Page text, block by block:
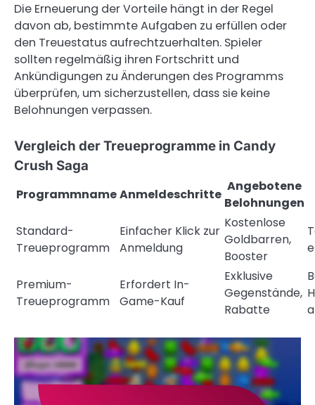
Die Erneuerung der Vorteile hängt in der Regel
davon ab, bestimmte Aufgaben zu erfüllen oder
den Treuestatus aufrechtzuerhalten. Spieler
sollten regelmäßig ihren Fortschritt und
Ankündigungen zu Änderungen des Programms
überprüfen, um sicherzustellen, dass sie keine
Belohnungen verpassen.
Vergleich der Treueprogramme in Candy
Crush Saga
ProgrammnameAnmeldeschritte
Angebotene
Belohnungen
Standard-
Treueprogramm
Einfacher Klick zur
Anmeldung
Kostenlose
Goldbarren,
Booster
Premium-
Treueprogramm
Erfordert In-
Game-Kauf
Exklusive
Gegenstände,
Rabatte